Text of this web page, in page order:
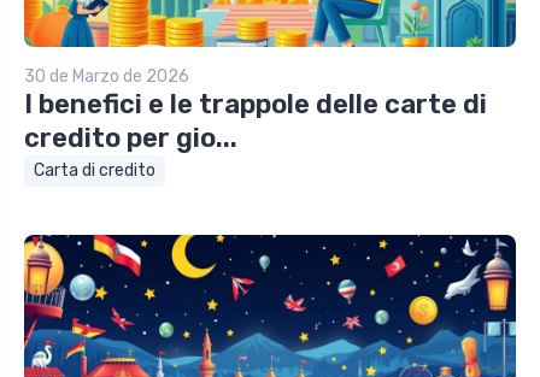
30 de Marzo de 2026
I benefici e le trappole delle carte di
credito per gio...
Carta di credito